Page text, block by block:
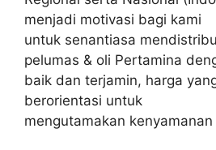
menjadi motivasi bagi kami
untuk senantiasa
pelumas & oli Pertamina
baik dan terjamin, harga
berorientasi untuk
mengutamakan